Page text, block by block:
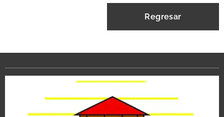
Regresar